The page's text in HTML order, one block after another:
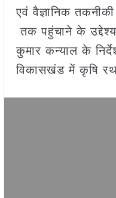
एवं वैज्ञानिक
तक पहुंचाने के
कुमार कन्‍याल के
विकासखंड में कृषि